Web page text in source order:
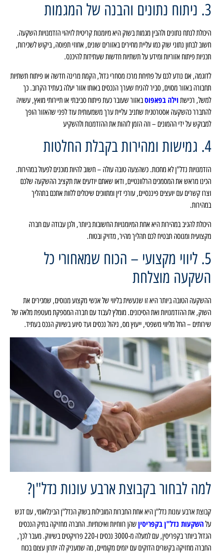
3. ניתוח נתונים והבנה של המגמות
היכולת לנתח נתונים ולהבין מגמות בשוק היא מיומנות קריטית לזיהוי הזדמנויות השקעה.
חשוב לבחון נתוני שוק כמו עליית מחירים באזורים שונים, אחוזי תפוסה, ביקוש לשכירות,
תכניות פיתוח אזוריות ומידע על תשתיות חדשות שעתידות להיכנס.
לדוגמה, אם נודע לכם על פתיחת מרכז מסחרי גדול, הקמת מרינה חדשה או פיתוח תשתיות
תחבורה באזור מסוים, סביר להניח שערך הנכסים באותו אזור יעלה בעתיד הקרוב. כך
למשל, רכישתוילה בפאפוסבאזור שעובר כעת פיתוח סביבתי או תיירותי מואץ, עשויה
להתברר כהשקעה אסטרטגית שתניב עליית ערך משמעותית עוד לפני שהאזור הופך
למבוקש על ידי ההמונים – וזה הזמן לזהות את ההזדמנות ולהשקיע
4. גמישות ומהירות בקבלת החלטות
הזדמנויות נדל"ן לא מחכות. כשהצעה טובה עולה – חשוב להיות מוכנים לפעול במהירות.
הכינו מראש את המסמכים הרלוונטיים, ודאו שאתם יודעים את תקציב ההשקעה שלכם
וצרו קשרים עם יועצים פיננסיים, עורכי דין ומתווכים שיכולים ללוות אתכם בתהליך
במהירות.
היכולת להגיב במהירות היא אחת המיומנויות החשובות ביותר, ולכן עבודה עם חברה
מקצועית ומנוסה תבטיח לכם תהליך מהיר, מדויק ובטוח.
5. ליווי מקצועי – הכוח שמאחורי כל
השקעה מוצלחת
ההשקעה הטובה ביותר היא זו שנעשית בליווי של אנשי מקצוע מנוסים, שמכירים את
השוק, את ההזדמנויות ואת הסיכונים. מומלץ לעבוד עם חברה המספקת מעטפת מלאה של
שירותים – החל מליווי משפטי, ייעוץ מס, ניהול נכסים ועד סיוע בשיווק הנכס בעתיד.
למה לבחור בקבוצת ארבע עונות נדל"ן?
קבוצת ארבע עונות נדל"ן היא אחת החברות המובילות בשוק הנדל"ן הבינלאומי, עם דגש
עלהשקעות נדל"ן בקפריסיןשהן רווחיות ואיכותיות. החברה מחזיקה בתיק הנכסים
הגדול ביותר בקפריסין, עם למעלה מ-3000 נכסים ו-220 פרויקטים בשיווק. מעבר לכך,
החברה מחזיקה בקשרים הדוקים עם יזמים מקומיים, מה שמעניק לה יתרון עצום בכוח